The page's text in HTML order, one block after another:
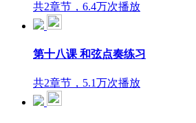
共2章节，6.4万次播放
第十八课 和弦点奏练习
共2章节，5.1万次播放